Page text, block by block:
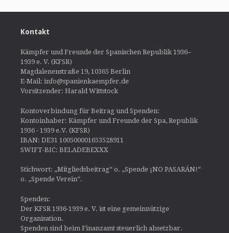
Kontakt
Kämpfer und Freunde der Spanischen Republik 1936–
1939 e. V. (KFSR)
Magdalenenstraße 19, 10365 Berlin
E-Mail: info@spanienkaempfer.de
Vorsitzender: Harald Wittstock
Kontoverbindung für Beitrag und Spenden:
Kontoinhaber: Kämpfer und Freunde der Spa, Republik
1936 - 1939 e.V. (KFSR)
IBAN: DE31 100500001653528911
SWIFT-BIC: BELADEBEXXX
Stichwort: „Mitgliedsbeitrag“ o. „Spende ¡NO PASARÁN!“
o. „Spende Verein“.
Spenden:
Der KFSR 1936-1939 e. V. ist eine gemeinnützige
Organisation.
Spenden sind beim Finanzamt steuerlich absetzbar.